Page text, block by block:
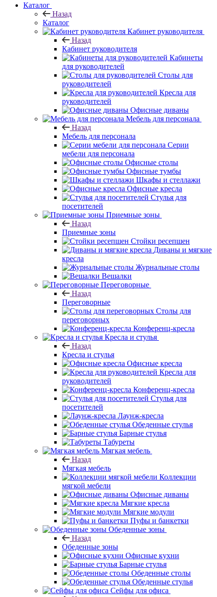
Каталог
Назад
Каталог
Кабинет руководителя
Назад
Кабинет руководителя
Кабинеты
для руководителей
Столы для
руководителей
Кресла для
руководителей
Офисные диваны
Мебель для персонала
Назад
Мебель для персонала
Серии
мебели для персонала
Офисные столы
Офисные тумбы
Шкафы и стеллажи
Офисные кресла
Стулья для
посетителей
Приемные зоны
Назад
Приемные зоны
Стойки ресепшен
Диваны и мягкие
кресла
Журнальные столы
Вешалки
Переговорные
Назад
Переговорные
Столы для
переговорных
Конференц-кресла
Кресла и стулья
Назад
Кресла и стулья
Офисные кресла
Кресла для
руководителей
Конференц-кресла
Стулья для
посетителей
Лаунж-кресла
Обеденные стулья
Барные стулья
Табуреты
Мягкая мебель
Назад
Мягкая мебель
Коллекции
мягкой мебели
Офисные диваны
Мягкие кресла
Мягкие модули
Пуфы и банкетки
Обеденные зоны
Назад
Обеденные зоны
Офисные кухни
Барные стулья
Обеденные столы
Обеденные стулья
Сейфы для офиса